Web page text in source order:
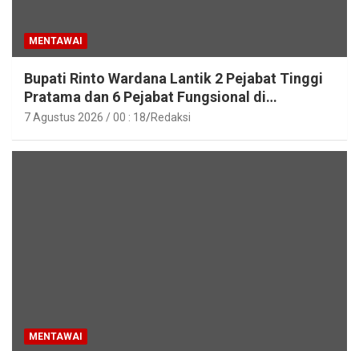
MENTAWAI
Bupati Rinto Wardana Lantik 2 Pejabat Tinggi
Pratama dan 6 Pejabat Fungsional di
Lingkungan Pemkab Kepulauan Mentawai
7 Agustus 2026 / 00 : 18 Redaksi
MENTAWAI